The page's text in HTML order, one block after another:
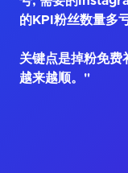
的KPI粉丝数量多
关键点是掉粉免费
越来越顺。"